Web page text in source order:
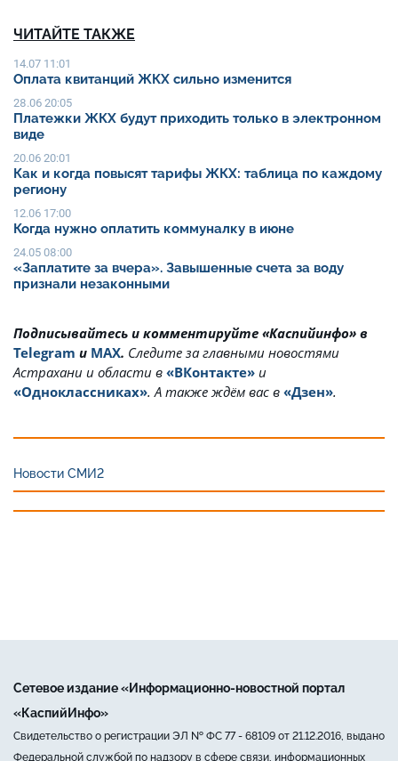
ЧИТАЙТЕ ТАКЖЕ
14.07 11:01
Оплата квитанций ЖКХ сильно изменится
28.06 20:05
Платежки ЖКХ будут приходить только в электронном
виде
20.06 20:01
Как и когда повысят тарифы ЖКХ: таблица по каждому
региону
12.06 17:00
Когда нужно оплатить коммуналку в июне
24.05 08:00
«Заплатите за вчера». Завышенные счета за воду
признали незаконными
Подписывайтесь и комментируйте «Каспийинфо» в
Telegram и MAX. Cледите за главными новостями
Астрахани и области в «ВКонтакте» и
«Одноклассниках». А также ждём вас в «Дзен».
Новости СМИ2
Сетевое издание «Информационно-новостной портал
«КаспийИнфо»
Свидетельство о регистрации ЭЛ № ФС 77 - 68109 от 21.12.2016, выдано
Федеральной службой по надзору в сфере связи, информационных